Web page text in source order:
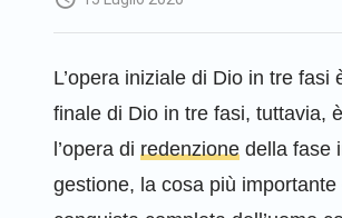
L’opera iniziale di Dio in tre
finale di Dio in tre fasi, tuttavia,
l’opera di redenzione della fase
gestione, la cosa più importante